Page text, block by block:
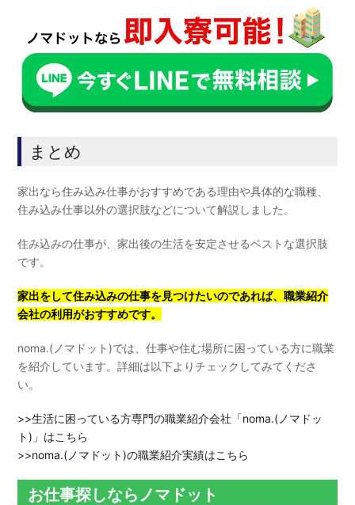
まとめ
家出なら住み込み仕事がおすすめである理由や具体的な職種、
住み込み仕事以外の選択肢などについて解説しました。
住み込みの仕事が、家出後の生活を安定させるベストな選択肢
です。
家出をして住み込みの仕事を見つけたいのであれば、職業紹介
会社の利用がおすすめです。
noma.(ノマドット)では、仕事や住む場所に困っている方に職業
を紹介しています。詳細は以下よりチェックしてみてくださ
い。
>>生活に困っている方専門の職業紹介会社「noma.(ノマドッ
ト)」はこちら
>>noma.(ノマドット)の職業紹介実績はこちら
お仕事探しならノマドット